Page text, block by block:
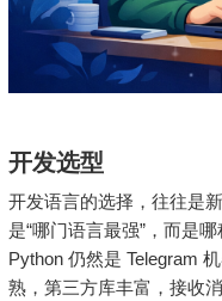
开发选型
开发语言的选择，往往是
是“哪门语言最强”，而是
Python 仍然是 Telegram
熟，第三方库丰富，接收